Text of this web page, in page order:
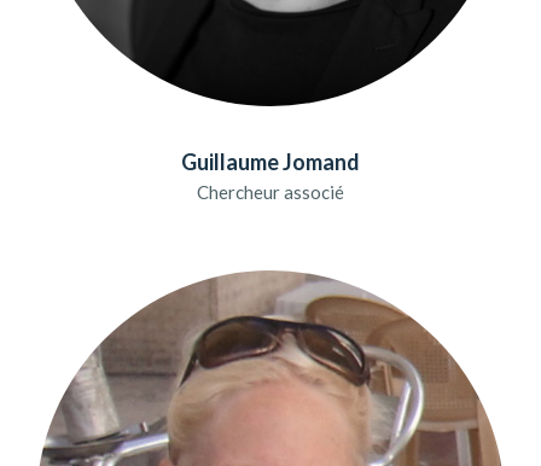
Guillaume Jomand
Chercheur associé